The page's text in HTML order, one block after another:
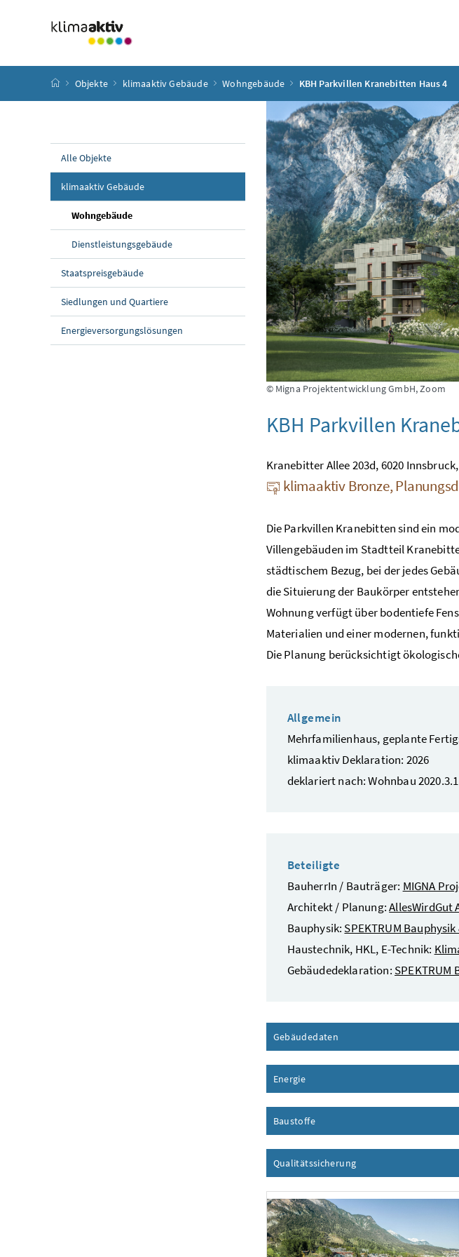
Startseite
Objekte klimaaktiv Gebäude Wohngebäude KBH Parkvillen Kranebitten Haus 4
Alle Objekte
klimaaktiv Gebäude
Wohngebäude
Dienstleistungsgebäude
Staatspreisgebäude
Siedlungen und Quartiere
Energieversorgungslösungen
© Migna Projektentwicklung GmbH, Zoom
KBH Parkvillen
Kranebitter Allee 203d, 6020
klimaaktiv Bronze,
Die Parkvillen Kranebitten sind ein
Villengebäuden im Stadtteil
städtischem Bezug, bei der jedes
die Situierung der Baukörper
Wohnung verfügt über bodentiefe
Materialien und einer modernen,
Die Planung berücksichtigt
Allgemein
Mehrfamilienhaus, geplante
klimaaktiv Deklaration: 2026
deklariert nach: Wohnbau 2020.3.1
Beteiligte
BauherrIn / Bauträger: MIGNA
Architekt / Planung:AllesWirdGut
Bauphysik: SPEKTRUM
Haustechnik, HKL, E-Technik:
Gebäudedeklaration: SPEKTRUM
Gebäudedaten
Energie
BaustoffeInhalt aufklappen
Qualitätssicherung